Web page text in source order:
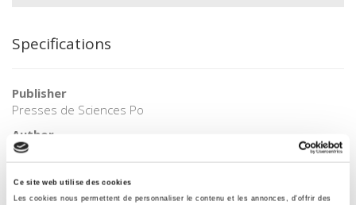
Ce site web utilise des cookies
Les cookies nous permettent de personnaliser le contenu et les annonces, d'offrir des
Specifications
Publisher
Presses de Sciences Po
Author
Jeanne Singer-Kérel
Collection
Académique